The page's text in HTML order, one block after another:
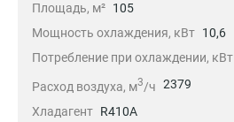
Площадь, м² 105
Мощность охлаждения, кВт 10,6
Потребление при охлаждении, кВт
Расход воздуха, м3/ч 2379
Хладагент R410A